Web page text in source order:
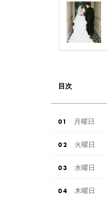
目次
月曜日
火曜日
水曜日
木曜日